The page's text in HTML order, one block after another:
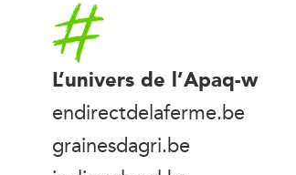
Accueil
L’univers de l’Apaq-w
endirectdelaferme.be
grainesdagri.be